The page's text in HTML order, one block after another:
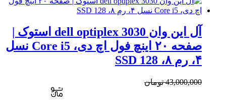
آل این وان dell optiplex 3030 استوک |
صفحه ۲۰ اینچ فول اچ دی، Core i5 نسل
۴، رم ۸، SSD 128
43,000,000 تومان